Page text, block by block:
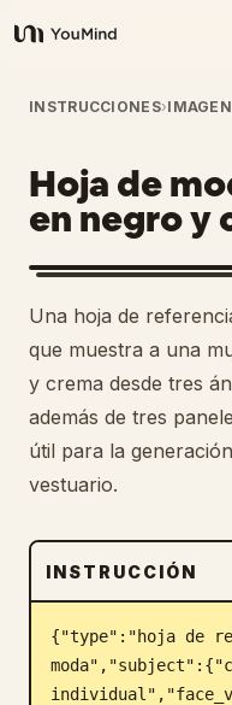
YouMind
Resumen
Casos de uso
Habilidades
Prompts
Precios
Descargar
Blog
Actualizaciones
INSTRUCCIONES›
Hoja de
en negro y
Una hoja de
que muestra a una
y crema desde tres
además de tres
útil para la
vestuario.
INSTRUCCIÓN
{"type":"hoja de